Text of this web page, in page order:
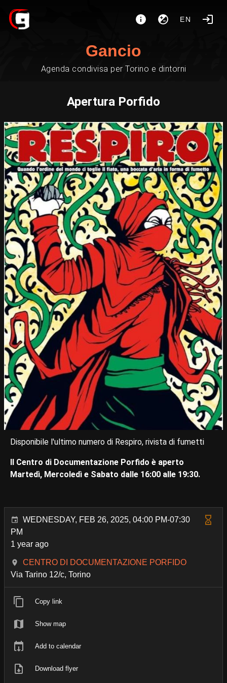
EN
Gancio
Agenda condivisa per Torino e dintorni
Apertura Porfido
Disponibile l'ultimo numero di Respiro, rivista di fumetti
Il Centro di Documentazione Porfido è aperto
Martedì, Mercoledì e Sabato dalle 16:00 alle 19:30.
WEDNESDAY, FEB 26, 2025, 04:00 PM-07:30
PM
1 year ago
CENTRO DI DOCUMENTAZIONE PORFIDO
Via Tarino 12/c, Torino
Copy link
Show map
Add to calendar
Download flyer